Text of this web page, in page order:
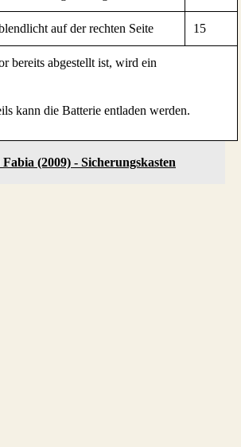
auf der rechten Seite 15
bereits abgestellt ist, wird ein
kann die Batterie entladen werden.
(2009) - Sicherungskasten